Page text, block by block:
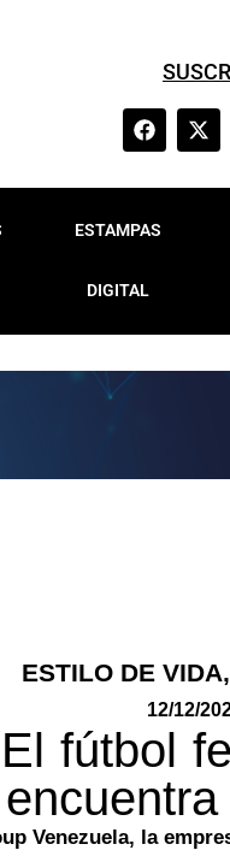
ESTAMPAS
DIGITAL
ESTILO DE VIDA,
12/12/
El fútbol
Venezuela, la